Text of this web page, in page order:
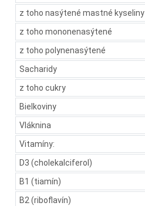
z toho nasýtené mastné kyseliny
z toho mononenasýtené
z toho polynenasýtené
Sacharidy
z toho cukry
Bielkoviny
Vláknina
Vitamíny:
D3 (cholekalciferol)
B1 (tiamín)
B2 (riboflavín)